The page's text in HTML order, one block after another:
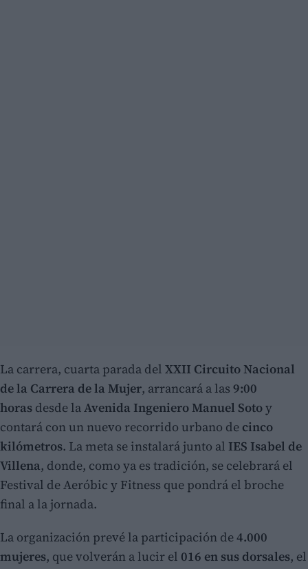
La carrera, cuarta parada del XXII Circuito Nacional
de la Carrera de la Mujer, arrancará a las 9:00
horas desde laAvenida Ingeniero Manuel Sotoy
contará con un nuevo recorrido urbano de cinco
kilómetros. La meta se instalará junto al IES Isabel de
Villena, donde, como ya es tradición, se celebrará el
Festival de Aeróbic y Fitness que pondrá el broche
final a la jornada.
La organización prevé la participación de4.000
mujeres, que volverán a lucir el 016 en sus dorsales, el